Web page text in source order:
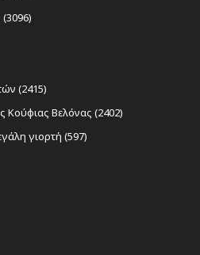
(2415)
Κούφιας Βελόνας (2402)
γιορτή (597)